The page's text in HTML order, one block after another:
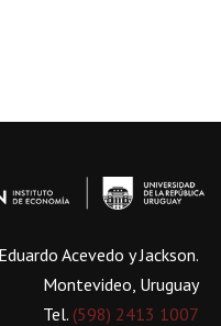
Acevedo y Jackson.
Montevideo, Uruguay
Tel. (598) 2413 1007